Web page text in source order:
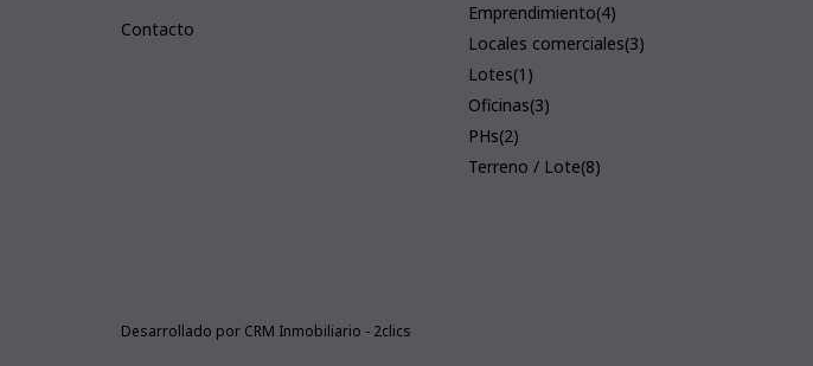
Contacto
Emprendimiento(4)
Locales comerciales(3)
Lotes(1)
Oficinas(3)
PHs(2)
Terreno / Lote(8)
Desarrollado por CRM Inmobiliario - 2clics